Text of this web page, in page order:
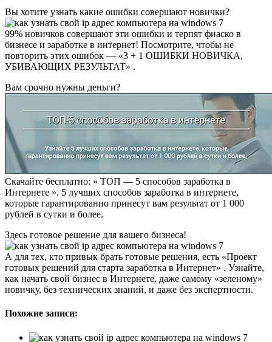
Вы хотите узнать какие ошибки совершают новички?
99% новичков совершают эти ошибки и терпят фиаско в
бизнесе и заработке в интернет! Посмотрите, чтобы не
повторить этих ошибок — «3 + 1 ОШИБКИ НОВИЧКА,
УБИВАЮЩИХ РЕЗУЛЬТАТ» .
Вам срочно нужны деньги?
Скачайте бесплатно: « ТОП — 5 способов заработка в
Интернете ». 5 лучших способов заработка в интернете,
которые гарантированно принесут вам результат от 1 000
рублей в сутки и более.
Здесь готовое решение для вашего бизнеса!
А для тех, кто привык брать готовые решения, есть «Проект
готовых решений для старта заработка в Интернет» . Узнайте,
как начать свой бизнес в Интернете, даже самому «зеленому»
новичку, без технических знаний, и даже без экспертности.
Похожие записи: